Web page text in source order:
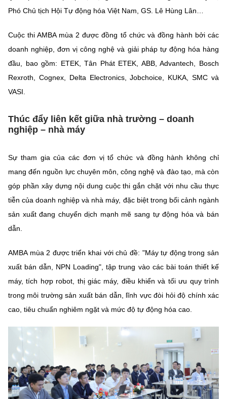
BỘ KHOA HỌC VÀ CÔNG NGHỆ
Cơ quan chủ quản: Bộ Khoa học và Công nghệ (MST)
Giám đốc Trung tâm Truyền thông Khoa học và Công nghệ.
Liên hệ
Địa chỉ: Ban Biên tập Cổng TTĐT - 18 Nguyễn Du, TP. Hà Nội
Điện thoại: 024 3936 9506
stc@mst.gov.vn
©2026 Bản quyền thuộc Bộ Khoa Học và Công Nghệ
(Ghi rõ nguồn "https://mst.gov.vn" khi phát hành lại thông tin từ
Phó Chủ tịch Hội Tự động hóa Việt Nam, GS. Lê Hùng Lân…
Cuộc thi AMBA mùa 2 được đồng tổ chức và đồng hành bởi các
doanh nghiệp, đơn vị công nghệ và giải pháp tự động hóa hàng
đầu, bao gồm: ETEK, Tân Phát ETEK, ABB, Advantech, Bosch
Rexroth, Cognex, Delta Electronics, Jobchoice, KUKA, SMC và
VASI.
Thúc đẩy liên kết giữa nhà trường – doanh
nghiệp – nhà máy
Sự tham gia của các đơn vị tổ chức và đồng hành không chỉ
mang đến nguồn lực chuyên môn, công nghệ và đào tạo, mà còn
góp phần xây dựng nội dung cuộc thi gắn chặt với nhu cầu thực
tiễn của doanh nghiệp và nhà máy, đặc biệt trong bối cảnh ngành
sản xuất đang chuyển dịch mạnh mẽ sang tự động hóa và bán
dẫn.
AMBA mùa 2 được triển khai với chủ đề: "Máy tự động trong sản
xuất bán dẫn, NPN Loading", tập trung vào các bài toán thiết kế
máy, tích hợp robot, thị giác máy, điều khiển và tối ưu quy trình
trong môi trường sản xuất bán dẫn, lĩnh vực đòi hỏi độ chính xác
cao, tiêu chuẩn nghiêm ngặt và mức độ tự động hóa cao.